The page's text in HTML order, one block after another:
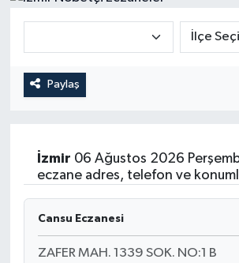
Paylaş
İzmir 06 Ağustos 2026
eczane adres, telefon ve
Cansu Eczanesi
ZAFER MAH. 1339 SOK. NO:1 B